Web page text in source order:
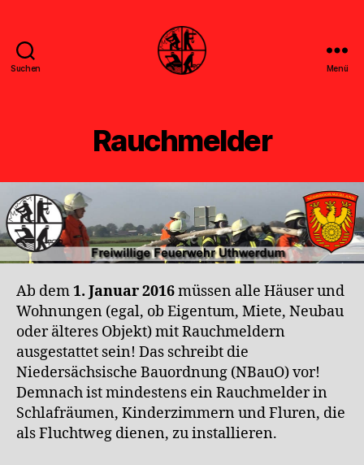
Suchen Menü
Rauchmelder
Ab dem1. Januar 2016müssen alle Häuser und
Wohnungen (egal, ob Eigentum, Miete, Neubau
oder älteres Objekt) mit Rauchmeldern
ausgestattet sein! Das schreibt die
Niedersächsische Bauordnung (NBauO) vor!
Demnach ist mindestens ein Rauchmelder in
Schlafräumen, Kinderzimmern und Fluren, die
als Fluchtweg dienen, zu installieren.